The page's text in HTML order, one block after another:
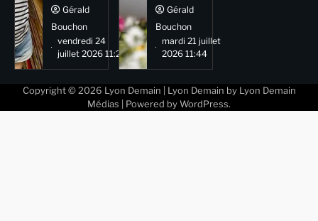
Gérald
Bouchon
vendredi 24
juillet 2026 11:29
Gérald
Bouchon
mardi 21 juillet
2026 11:44
Copyright © 2026 Lyon Demain | Lyon Demain by Lyon Demain
Médias | Powered by WordPress.